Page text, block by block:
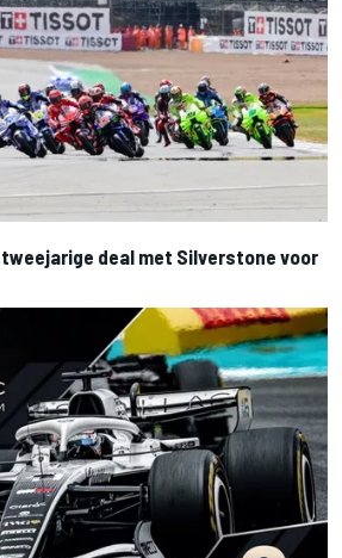
deal met Silverstone voor